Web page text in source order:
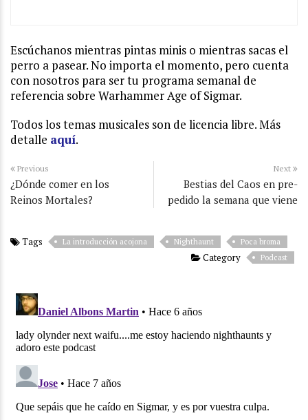
Escúchanos mientras pintas minis o mientras sacas el
perro a pasear. No importa el momento, pero cuenta
con nosotros para ser tu programa semanal de
referencia sobre Warhammer Age of Sigmar.
Todos los temas musicales son de licencia libre. Más
detalle aquí.
Previous
¿Dónde comer en los
Reinos Mortales?
Next
Bestias del Caos en pre-
pedido la semana que viene
Tags La introducción acojona Nighthaunt Poca broma
Category Podcast